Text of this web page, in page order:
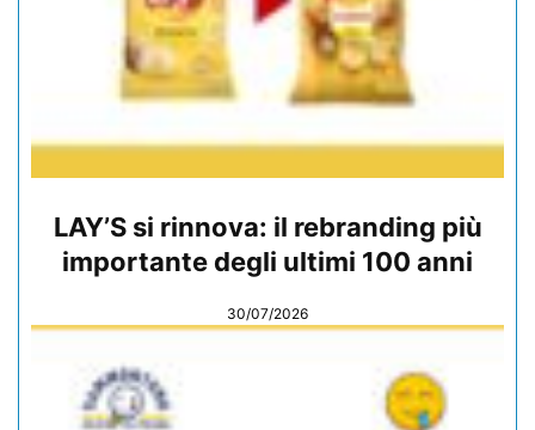
LAY’S si rinnova: il rebranding più
importante degli ultimi 100 anni
30/07/2026